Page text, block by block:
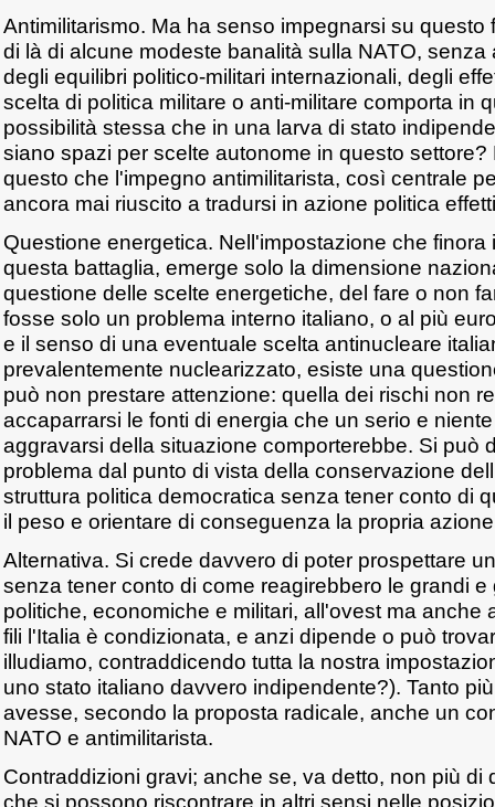
Antimilitarismo. Ma ha senso impegnarsi su questo
di là di alcune modeste banalità sulla NATO, senza
degli equilibri politico-militari internazionali, degli
scelta di politica militare o anti-militare comporta in
possibilità stessa che in una larva di stato
siano spazi per scelte autonome in questo
questo che l'impegno antimilitarista, così centrale
ancora mai riuscito a tradursi in azione politica
Questione energetica. Nell'impostazione che finora
questa battaglia, emerge solo la dimensione
questione delle scelte energetiche, del fare o non
fosse solo un problema interno italiano, o al più
e il senso di una eventuale scelta antinucleare
prevalentemente nuclearizzato, esiste una
può non prestare attenzione: quella dei rischi non
accaparrarsi le fonti di energia che un serio e
aggravarsi della situazione comporterebbe. Si può
problema dal punto di vista della conservazione
struttura politica democratica senza tener conto di
il peso e orientare di conseguenza la propria
Alternativa. Si crede davvero di poter prospettare
senza tener conto di come reagirebbero le grandi
politiche, economiche e militari, all'ovest ma anche
fili l'Italia è condizionata, e anzi dipende o può
illudiamo, contraddicendo tutta la nostra
uno stato italiano davvero indipendente?). Tanto
avesse, secondo la proposta radicale, anche un
NATO e antimilitarista.
Contraddizioni gravi; anche se, va detto, non più di
che si possono riscontrare in altri sensi nelle